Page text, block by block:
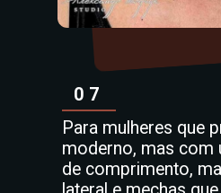
07
Para mulheres que
moderno, mas com
de comprimento,